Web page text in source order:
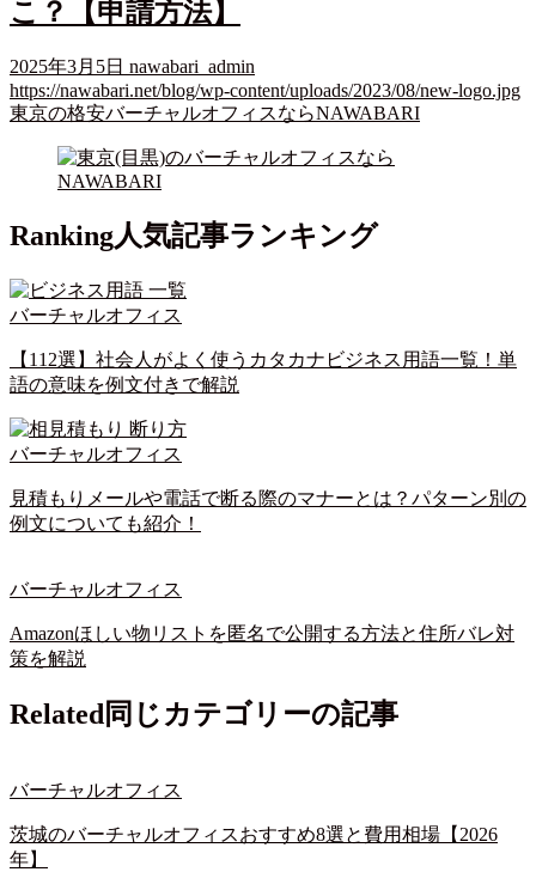
こ？【申請方法】
2025年3月5日 nawabari_admin
https://nawabari.net/blog/wp-content/uploads/2023/08/new-logo.jpg
東京の格安バーチャルオフィスならNAWABARI
Ranking人気記事ランキング
バーチャルオフィス
【112選】社会人がよく使うカタカナビジネス用語一覧！単
語の意味を例文付きで解説
バーチャルオフィス
見積もりメールや電話で断る際のマナーとは？パターン別の
例文についても紹介！
バーチャルオフィス
Amazonほしい物リストを匿名で公開する方法と住所バレ対
策を解説
Related同じカテゴリーの記事
バーチャルオフィス
茨城のバーチャルオフィスおすすめ8選と費用相場【2026
年】